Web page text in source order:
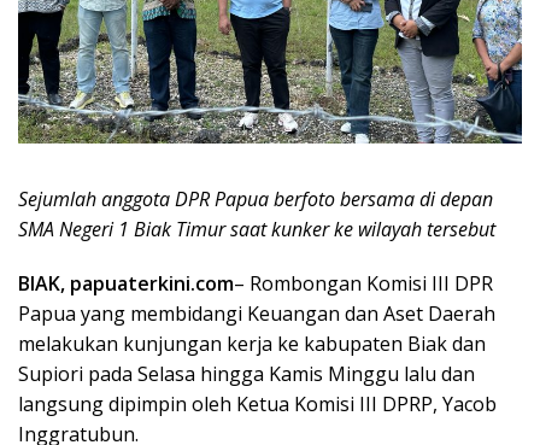
Sejumlah anggota DPR Papua berfoto bersama di depan
SMA Negeri 1 Biak Timur saat kunker ke wilayah tersebut
BIAK, papuaterkini.com– Rombongan Komisi III DPR
Papua yang membidangi Keuangan dan Aset Daerah
melakukan kunjungan kerja ke kabupaten Biak dan
Supiori pada Selasa hingga Kamis Minggu lalu dan
langsung dipimpin oleh Ketua Komisi III DPRP, Yacob
Inggratubun.